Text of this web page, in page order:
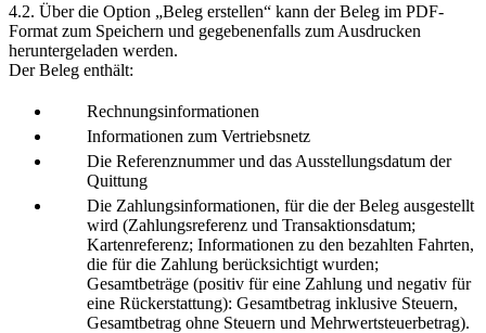
4.2. Über die Option „Beleg erstellen“ kann der Beleg im PDF-
Format zum Speichern und gegebenenfalls zum Ausdrucken
heruntergeladen werden.
Der Beleg enthält:
Rechnungsinformationen
Informationen zum Vertriebsnetz
Die Referenznummer und das Ausstellungsdatum der
Quittung
Die Zahlungsinformationen, für die der Beleg ausgestellt
wird (Zahlungsreferenz und Transaktionsdatum;
Kartenreferenz; Informationen zu den bezahlten Fahrten,
die für die Zahlung berücksichtigt wurden;
Gesamtbeträge (positiv für eine Zahlung und negativ für
eine Rückerstattung): Gesamtbetrag inklusive Steuern,
Gesamtbetrag ohne Steuern und Mehrwertsteuerbetrag).